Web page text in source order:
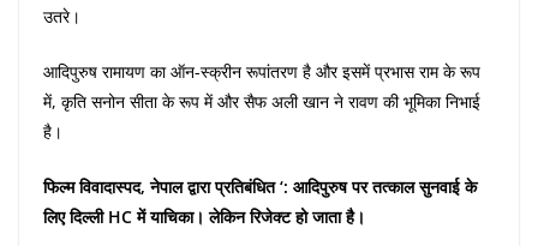
उतरे।
आदिपुरुष रामायण का ऑन-स्क्रीन रूपांतरण है और इसमें प्रभास राम के रूप
में, कृति सनोन सीता के रूप में और सैफ अली खान ने रावण की भूमिका निभाई
है।
फिल्म विवादास्पद, नेपाल द्वारा प्रतिबंधित ‘: आदिपुरुष पर तत्काल सुनवाई के
लिए दिल्ली HC में याचिका। लेकिन रिजेक्ट हो जाता है।